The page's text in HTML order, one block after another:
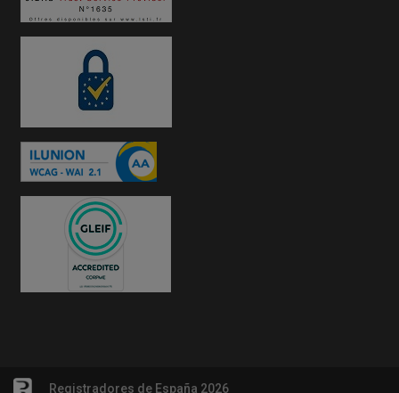
Registradores de España 2026